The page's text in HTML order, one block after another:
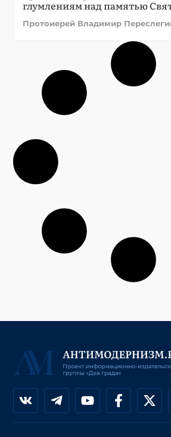
глумлениям над памятью
Протоиерей Владимир